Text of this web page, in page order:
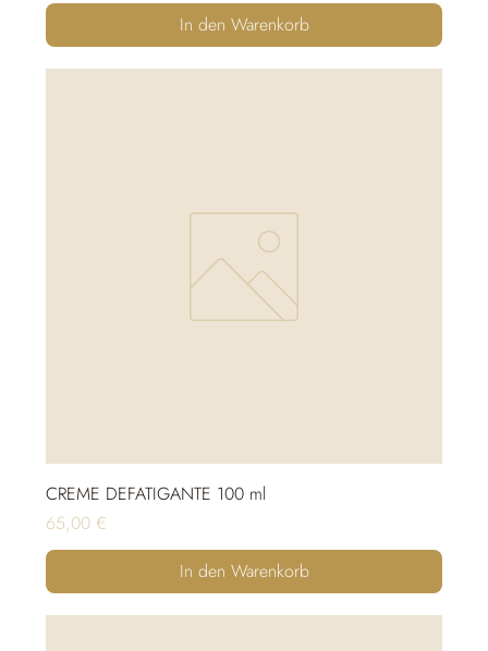
In den Warenkorb
CREME DEFATIGANTE 100 ml
Preis
65,00 €
In den Warenkorb